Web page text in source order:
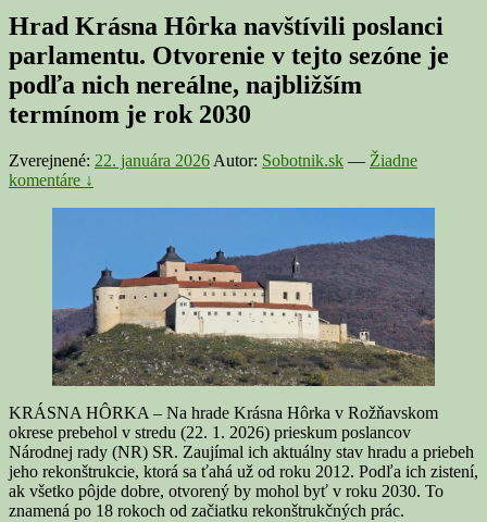
Hrad Krásna Hôrka navštívili poslanci
parlamentu. Otvorenie v tejto sezóne je
podľa nich nereálne, najbližším
termínom je rok 2030
Zverejnené: 22. januára 2026 Autor: Sobotnik.sk — Žiadne
komentáre ↓
KRÁSNA HÔRKA – Na hrade Krásna Hôrka v Rožňavskom
okrese prebehol v stredu (22. 1. 2026) prieskum poslancov
Národnej rady (NR) SR. Zaujímal ich aktuálny stav hradu a priebeh
jeho rekonštrukcie, ktorá sa ťahá už od roku 2012. Podľa ich zistení,
ak všetko pôjde dobre, otvorený by mohol byť v roku 2030. To
znamená po 18 rokoch od začiatku rekonštrukčných prác.